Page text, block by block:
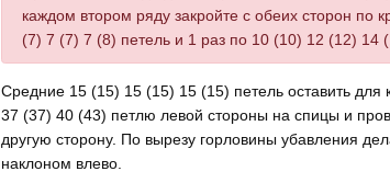
каждом втором ряду закройте с обеих сторон по
(7) 7 (7) 7 (8) петель и 1 раз по 10 (10) 12 (12) 14
Средние 15 (15) 15 (15) 15 (15) петель оставить
37 (37) 40 (43) петлю левой стороны на спицы и
другую сторону. По вырезу горловины убавления
наклоном влево.